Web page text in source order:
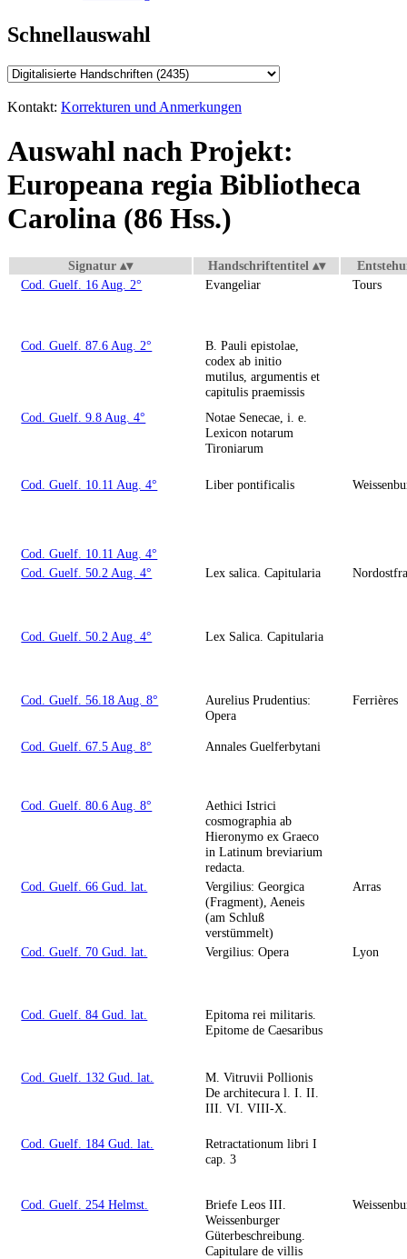
Schnellauswahl
Kontakt: Korrekturen und Anmerkungen
Auswahl nach Projekt:
Europeana regia Bibliotheca
Carolina (86 Hss.)
Signatur Handschriftentitel
Cod. Guelf. 16 Aug. 2°
Evangeliar Tours
Cod. Guelf. 87.6 Aug. 2°
B. Pauli epistolae,
codex ab initio
mutilus, argumentis et
capitulis praemissis
Cod. Guelf. 9.8 Aug. 4°
Notae Senecae, i. e.
Lexicon notarum
Tironiarum
Cod. Guelf. 10.11 Aug. 4° Liber pontificalis
Cod. Guelf. 10.11 Aug. 4°
Cod. Guelf. 50.2 Aug. 4°
Lex salica. Capitularia
Cod. Guelf. 50.2 Aug. 4° Lex Salica. Capitularia
Cod. Guelf. 56.18 Aug. 8°
Aurelius Prudentius:
Opera
Ferrières
Cod. Guelf. 67.5 Aug. 8° Annales Guelferbytani
Cod. Guelf. 80.6 Aug. 8°
Aethici Istrici
cosmographia ab
Hieronymo ex Graeco
in Latinum breviarium
redacta.
Cod. Guelf. 66 Gud. lat.
Vergilius: Georgica
(Fragment), Aeneis
(am Schluß
verstümmelt)
Arras
Cod. Guelf. 70 Gud. lat. Vergilius: Opera Lyon
Cod. Guelf. 84 Gud. lat.
Epitoma rei militaris.
Epitome de Caesaribus
Cod. Guelf. 132 Gud. lat.
M. Vitruvii Pollionis
De architecura l. I. II.
III. VI. VIII-X.
Cod. Guelf. 184 Gud. lat.
Retractationum libri I
cap. 3
Cod. Guelf. 254 Helmst.
Briefe Leos III.
Weissenburger
Güterbeschreibung.
Capitulare de villis